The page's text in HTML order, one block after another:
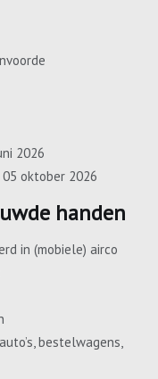
2026
oktober 2026
handen
in (mobiele) airco
bestelwagens,